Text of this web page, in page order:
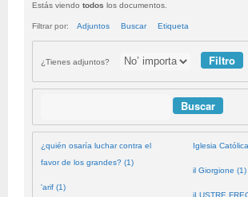
Estás viendo todos los documentos.
Filtrar por: Adjuntos Buscar Etiqueta
¿Tienes adjuntos?
¿quién osaría luchar contra el
favor de los grandes? (1)
'arif (1)
Iglesia
il Giorgione (1)
iLUSTRE